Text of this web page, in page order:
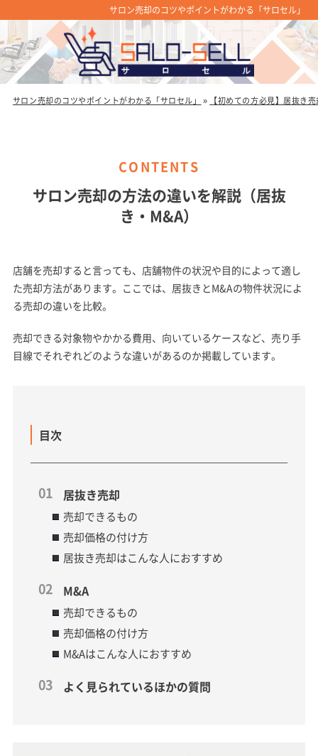
サロン売却のコツやポイントがわかる「サロセル」
サロン売却のコツやポイントがわかる「サロセル」 » 【初めての方必見】居抜き
サロン売却の方法の違いを解説（居抜
き・M&A）
店舗を売却すると言っても、店舗物件の状況や目的によって適し
た売却方法があります。ここでは、居抜きとM&Aの物件状況によ
る売却の違いを比較。
売却できる対象物やかかる費用、向いているケースなど、売り手
目線でそれぞれどのような違いがあるのか掲載しています。
目次
居抜き売却
売却できるもの
売却価格の付け方
居抜き売却はこんな人におすすめ
M&A
売却できるもの
売却価格の付け方
M&Aはこんな人におすすめ
よく見られているほかの質問